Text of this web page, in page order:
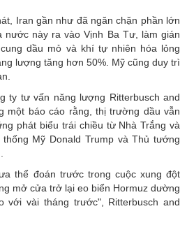
Iran gần như đã ngăn chặn phần lớn
nước này ra vào Vịnh Ba Tư, làm gián
dầu mỏ và khí tự nhiên hóa lỏng
lượng tăng hơn 50%. Mỹ cũng duy trì
ty tư vấn năng lượng Ritterbusch and
một báo cáo rằng, thị trường dầu vẫn
phát biểu trái chiều từ Nhà Trắng và
Mỹ Donald Trump và Thủ tướng
thể đoán trước trong cuộc xung đột
mở cửa trở lại eo biển Hormuz dường
với vài tháng trước", Ritterbusch and